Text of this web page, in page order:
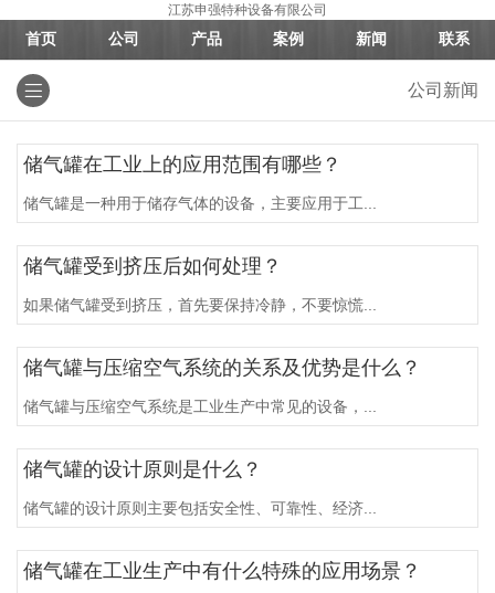
江苏申强特种设备有限公司
首页 公司 产品 案例 新闻 联系
公司新闻
储气罐在工业上的应用范围有哪些？
储气罐是一种用于储存气体的设备，主要应用于工...
储气罐受到挤压后如何处理？
如果储气罐受到挤压，首先要保持冷静，不要惊慌...
储气罐与压缩空气系统的关系及优势是什么？
储气罐与压缩空气系统是工业生产中常见的设备，...
储气罐的设计原则是什么？
储气罐的设计原则主要包括安全性、可靠性、经济...
储气罐在工业生产中有什么特殊的应用场景？